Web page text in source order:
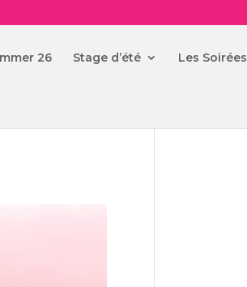
26 Stage d’été Les Soirées